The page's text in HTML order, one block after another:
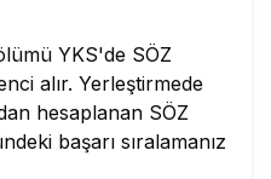
YKS'de SÖZ
alır. Yerleştirmede
hesaplanan SÖZ
başarı sıralamanız